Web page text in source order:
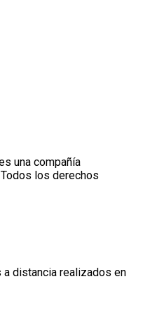
una compañía
los derechos
distancia realizados en